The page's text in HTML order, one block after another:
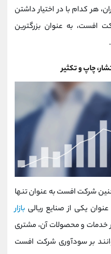
هر کدام با در اختیار داشتن
شرکت افست، به عنوان بزرگترین
چاپ و تکثیر
شرکت افست به عنوان تنها
یکی از صنایع ریالی بازار
و محصولات آن، مشتری
بر سودآوری شرکت افست